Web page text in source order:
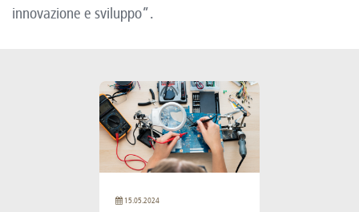
innovazione e sviluppo”.
15.05.2024